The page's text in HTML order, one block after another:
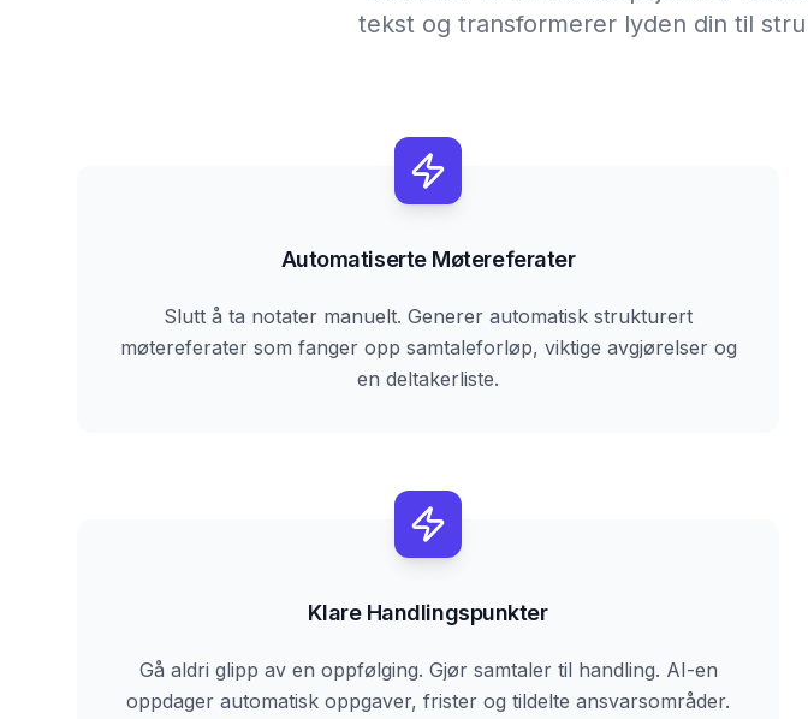
tekst og transformerer lyden din til
Automatiserte Møtereferater
Slutt å ta notater manuelt. Generer automatisk strukturert
møtereferater som fanger opp samtaleforløp, viktige avgjørelser og
en deltakerliste.
Klare Handlingspunkter
Gå aldri glipp av en oppfølging. Gjør samtaler til handling. AI-en
oppdager automatisk oppgaver, frister og tildelte ansvarsområder.